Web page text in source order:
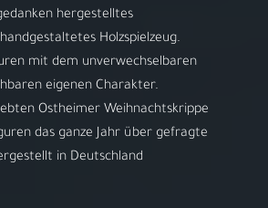
willkommen bei
LUDI
Spielwaren-
in
Speyer
hergestelltes
Holzspielzeug.
mit dem unverwechselbaren
eigenen Charakter.
Ostheimer Weihnachtskrippe
das ganze Jahr über gefragte
in Deutschland